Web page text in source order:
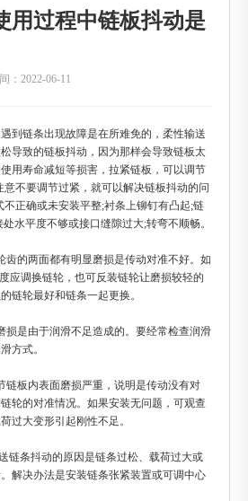
用过程中链板抖动是
：2022-06-11
到链条出现故障是在所难免的，柔性输送
导致的链板抖动，因为那样会导致链板太
用寿命减短等损害，拉紧链板，可以调节
不要调节过紧，就可以解决链板抖动的问
正确或未安装平整;衬条上铆钉有凸起;链
水平度不够或接口缝隙过大;转弯不顺畅。
齿的两面都有明显磨损是传动对准不好。如
应调换链轮，也可反装链轮让磨损较轻的
链轮最好和链条一起更换。
损是由于润滑不足造成的。要经常检查润滑
方式。
链板内表面磨损严重，说明是传动没有对
轮的对准情况。如果安装无问题，可观查
过大变形引起刚性不足。
链条抖动的原因是链条过松、载荷过大或
解决办法是安装链条张紧装置或可调中心